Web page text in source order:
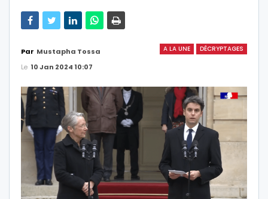
A LA UNE DÉCRYPTAGES
Par Mustapha Tossa
Le 10 Jan 2024 10:07